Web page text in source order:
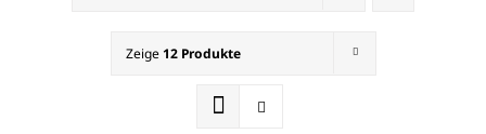
Zeige 12 Produkte